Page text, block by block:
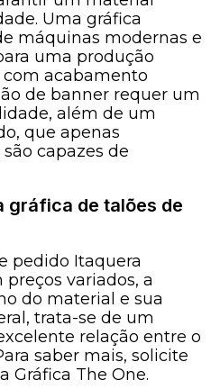
Uma gráfica
máquinas modernas e
uma produção
acabamento
de banner requer um
além de um
que apenas
capazes de
gráfica de talões de
pedido Itaquera
variados, a
do material e sua
trata-se de um
relação entre o
saber mais, solicite
Gráfica The One.